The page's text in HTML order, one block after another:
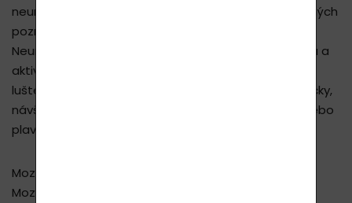
neurogeneze se negativně projevuje na paměti a jiných
poznávacích funkcích.
Neurogenezi naopak příznivě ovlivňují fyzická aktivita a
aktivní duševní činnost – v podstatě jakákoli: četba,
luštění křížovek, různé kvízy, setkávání s přáteli, koníčky,
návštěva muzea či výstava i obyčejná procházka nebo
plavání, tanec, jízda na kole…
Mozek je tedy schopen sebeobnovy. A nejenom to.
Mozek se ustavičně mění a přizpůsobuje vnějšímu